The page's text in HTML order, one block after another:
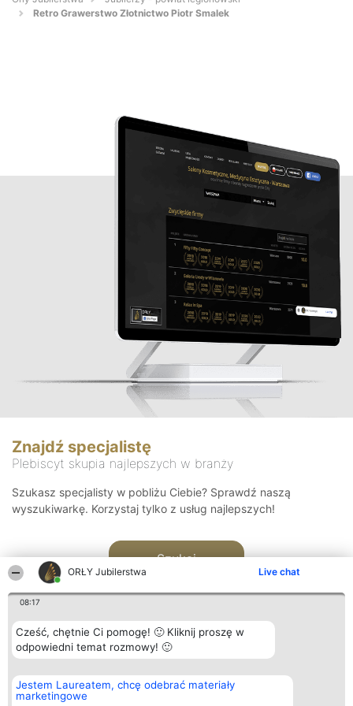
ORŁY Jubilerstwa Live chat
08:17
Cześć, chętnie Ci pomogę! 🙂 Kliknij proszę w
odpowiedni temat rozmowy! 🙂
Jestem Laureatem, chcę odebrać materiały
marketingowe
Retro Grawerstwo Złotnictwo Piotr Smalek
Znajdź specjalistę
Plebiscyt skupia najlepszych w branży
Szukasz specjalisty w pobliżu Ciebie? Sprawdź naszą
wyszukiwarkę. Korzystaj tylko z usług najlepszych!
Szukaj
Organizator plebiscytu
Bright Side Solutions sp. z o.
o. sp. k.
Plebiscyt
Laureaci
Kontakt
Kontakt